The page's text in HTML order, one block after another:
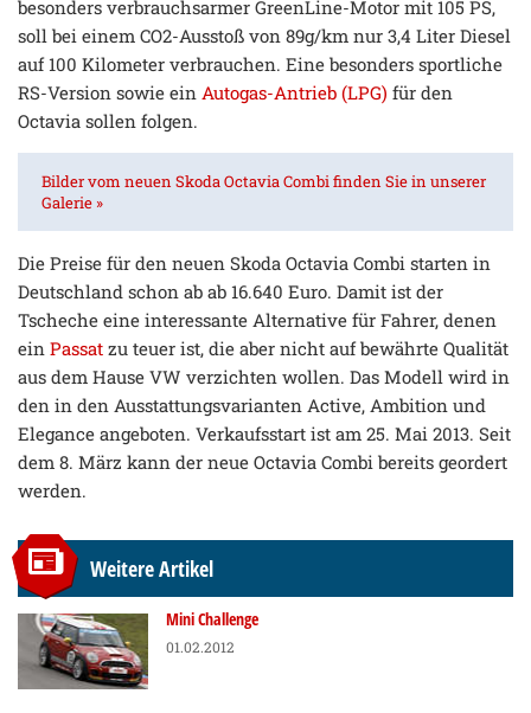
besonders verbrauchsarmer GreenLine-Motor mit 105 PS,
soll bei einem CO2-Ausstoß von 89g/km nur 3,4 Liter Diesel
auf 100 Kilometer verbrauchen. Eine besonders sportliche
RS-Version sowie ein Autogas-Antrieb (LPG) für den
Octavia sollen folgen.
Bilder vom neuen Skoda Octavia Combi finden Sie in unserer
Galerie »
Die Preise für den neuen Skoda Octavia Combi starten in
Deutschland schon ab ab 16.640 Euro. Damit ist der
Tscheche eine interessante Alternative für Fahrer, denen
ein Passat zu teuer ist, die aber nicht auf bewährte Qualität
aus dem Hause VW verzichten wollen. Das Modell wird in
den in den Ausstattungsvarianten Active, Ambition und
Elegance angeboten. Verkaufsstart ist am 25. Mai 2013. Seit
dem 8. März kann der neue Octavia Combi bereits geordert
werden.
Weitere Artikel
Mini Challenge
01.02.2012